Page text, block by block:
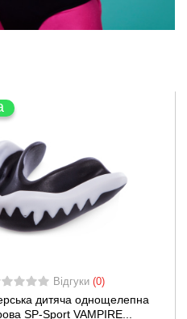
Відгуки (0)
дитяча однощелепна
SP-Sport VAMPIRE...